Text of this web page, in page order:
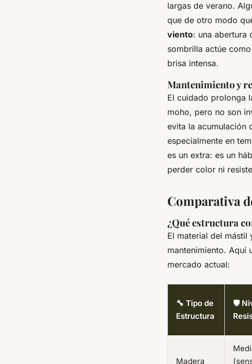
largas de verano.
que de otro modo
viento: una abertura
sombrilla actúe
brisa intensa.
Mantenimiento y
El cuidado prolonga
moho, pero no son
evita la acumulación
especialmente en
es un extra: es un
perder color ni
Comparativa
¿Qué estructura
El material del
mantenimiento. Aquí
mercado actual:
🔧 Tipo de
Estructura
🛡️
Madera